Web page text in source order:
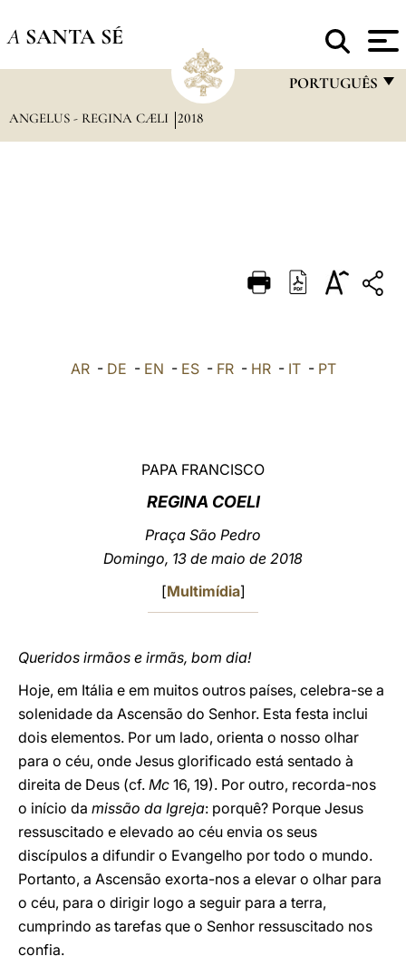
A SANTA SÉ
PORTUGUÊS
DEUTSCH
العربيّة
ANGELUS - REGINA CÆLI 2018
AR- DE - EN - ES- FR- HR- IT- PT
PAPA FRANCISCO
REGINA COELI
Praça São Pedro
Domingo, 13 de maio de 2018
[Multimídia]
Queridos irmãos e irmãs, bom dia!
Hoje, em Itália e em muitos outros países, celebra-se a
solenidade da Ascensão do Senhor. Esta festa inclui
dois elementos. Por um lado, orienta o nosso olhar
para o céu, onde Jesus glorificado está sentado à
direita de Deus (cf. Mc 16, 19). Por outro, recorda-nos
o início da missão da Igreja: porquê? Porque Jesus
ressuscitado e elevado ao céu envia os seus
discípulos a difundir o Evangelho por todo o mundo.
Portanto, a Ascensão exorta-nos a elevar o olhar para
o céu, para o dirigir logo a seguir para a terra,
cumprindo as tarefas que o Senhor ressuscitado nos
confia.